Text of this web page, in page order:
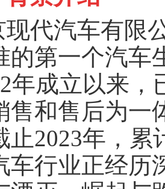
现代汽车有限
的第一个汽车
年成立以来
售和售后为一
止2023年，累
车行业正经历